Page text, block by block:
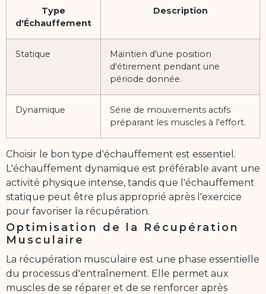
Type
d'Échauffement
Description
Statique
Maintien d'une position
d'étirement pendant une
période donnée.
Dynamique
Série de mouvements actifs
préparant les muscles à l'effort.
Choisir le bon type d'échauffement est essentiel.
L'échauffement dynamique est préférable avant une
activité physique intense, tandis que l'échauffement
statique peut être plus approprié après l'exercice
pour favoriser la récupération.
Optimisation de la Récupération
Musculaire
La récupération musculaire est une phase essentielle
du processus d'entraînement. Elle permet aux
muscles de se réparer et de se renforcer après